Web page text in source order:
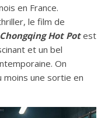
en France.
le film de
Chongqing Hot Potest
et un bel
On
moins une sortie en